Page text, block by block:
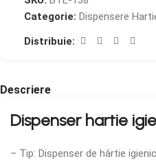
Categorie: Dispensere
Distribuie:
Descriere
Dispenser hartie
– Tip: Dispenser de hârtie